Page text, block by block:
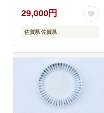
29,000円
佐賀県 佐賀県